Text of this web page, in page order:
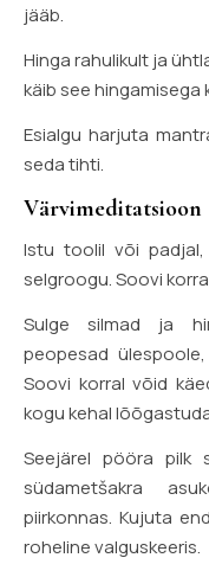
jääb.
Hinga rahulikult ja
käib see hingamisega
Esialgu harjuta
seda tihti.
Värvimeditatsioon
Istu toolil või
selgroogu. Soovi
Sulge silmad ja
peopesad
Soovi korral võid
kogu kehal
Seejärel pööra pilk
südametšakra
piirkonnas. Kujuta
roheline valguskeeris.